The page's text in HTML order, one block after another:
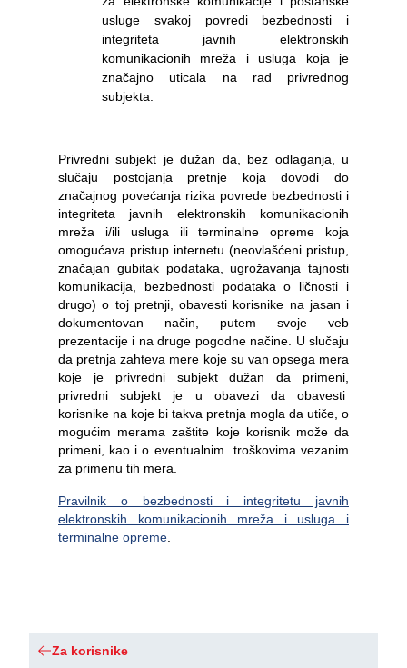
Za korisnike
usluge svakoj povredi bezbednosti i
integriteta javnih elektronskih
komunikacionih mreža i usluga koja je
značajno uticala na rad privrednog
subjekta.
Privredni subjekt je dužan da, bez odlaganja, u
slučaju postojanja pretnje koja dovodi do
značajnog povećanja rizika povrede bezbednosti i
integriteta javnih elektronskih komunikacionih
mreža i/ili usluga ili terminalne opreme koja
omogućava pristup internetu (neovlašćeni pristup,
značajan gubitak podataka, ugrožavanja tajnosti
komunikacija, bezbednosti podataka o ličnosti i
drugo) o toj pretnji, obavesti korisnike na jasan i
dokumentovan način, putem svoje veb
prezentacije i na druge pogodne načine. U slučaju
da pretnja zahteva mere koje su van opsega mera
koje je privredni subjekt dužan da primeni,
privredni subjekt je u obavezi da obavesti
korisnike na koje bi takva pretnja mogla da utiče, o
mogućim merama zaštite koje korisnik može da
primeni, kao i o eventualnim troškovima vezanim
za primenu tih mera.
Pravilnik o bezbednosti i integritetu javnih
elektronskih komunikacionih mreža i usluga i
terminalne opreme